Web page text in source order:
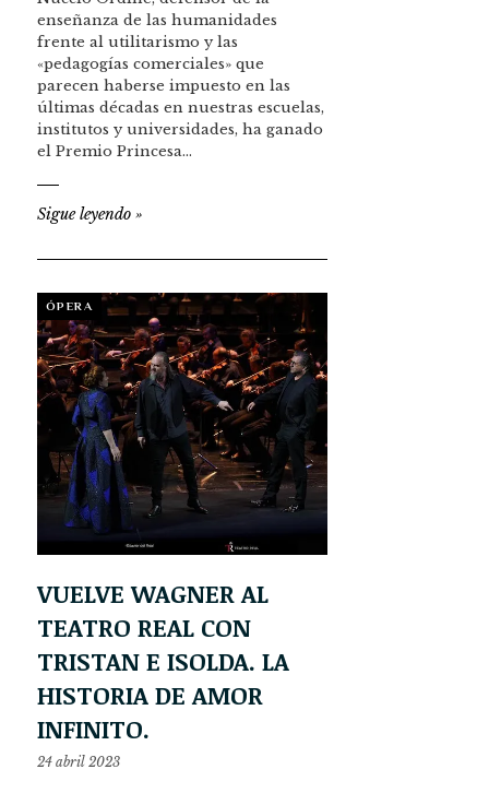
enseñanza de las humanidades
frente al utilitarismo y las
«pedagogías comerciales» que
parecen haberse impuesto en las
últimas décadas en nuestras escuelas,
institutos y universidades, ha ganado
el Premio Princesa…
Sigue leyendo »
ÓPERA
VUELVE WAGNER AL
TEATRO REAL CON
TRISTAN E ISOLDA. LA
HISTORIA DE AMOR
INFINITO.
24 abril 2023